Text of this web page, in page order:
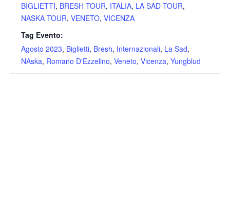
BIGLIETTI, BRESH TOUR, ITALIA, LA SAD TOUR,
NASKA TOUR, VENETO, VICENZA
Tag Evento:
Agosto 2023, Biglietti, Bresh, Internazionali, La Sad,
NAska, Romano D'Ezzelino, Veneto, Vicenza, Yungblud